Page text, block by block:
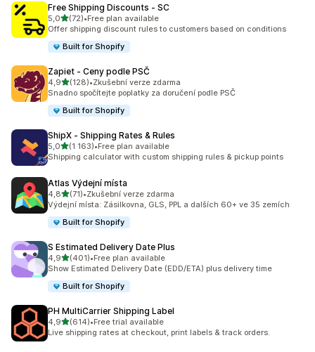
Free Shipping Discounts ‑ SC
5,0z 5 hvězd
(72)
Celkový počet recenzí: 72
•Free plan available
Offer shipping discount rules to customers based on conditions
Built for Shopify
Zapiet ‑ Ceny podle PSČ
4,9z 5 hvězd
(128)
Celkový počet recenzí: 128
•Zkušební verze zdarma
Snadno spočítejte poplatky za doručení podle PSČ
Built for Shopify
ShipX ‑ Shipping Rates & Rules
5,0z 5 hvězd
(1 163)
Celkový počet recenzí: 1163
•Free plan available
Shipping calculator with custom shipping rules & pickup points
Atlas Výdejní místa
4,8z 5 hvězd
(71)
Celkový počet recenzí: 71
•Zkušební verze zdarma
Výdejní místa: Zásilkovna, GLS, PPL a dalších 60+ ve 35 zemích
Built for Shopify
S Estimated Delivery Date Plus
4,9z 5 hvězd
(401)
Celkový počet recenzí: 401
•Free plan available
Show Estimated Delivery Date (EDD/ETA) plus delivery time
Built for Shopify
PH MultiCarrier Shipping Label
4,9z 5 hvězd
(614)
Celkový počet recenzí: 614
•Free trial available
Live shipping rates at checkout, print labels & track orders.